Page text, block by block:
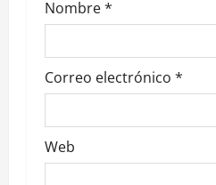
s
Nombre*
Correo electrónico *
Web